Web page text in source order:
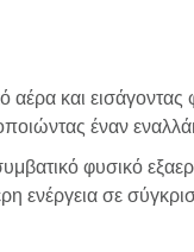
και εισάγοντας
έναν
φυσικό
ενέργεια σε